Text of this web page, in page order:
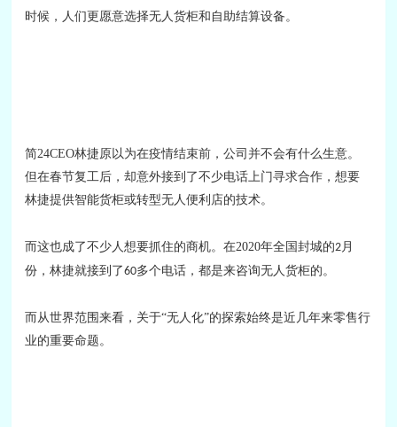
时候，人们更愿意选择无人货柜和自助结算设备。
简24CEO林捷原以为在疫情结束前，公司并不会有什么生意。
但在春节复工后，却意外接到了不少电话上门寻求合作，想要
林捷提供智能货柜或转型无人便利店的技术。
而这也成了不少人想要抓住的商机。在2020年全国封城的2月
份，林捷就接到了60多个电话，都是来咨询无人货柜的。
而从世界范围来看，关于“无人化”的探索始终是近几年来零售行
业的重要命题。